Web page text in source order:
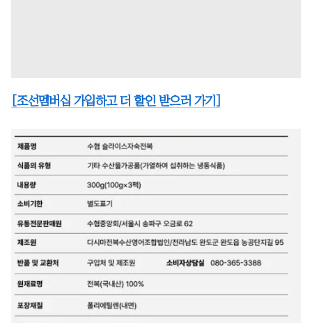
[조선멤버십 가입하고 더 할인 받으러 가기]